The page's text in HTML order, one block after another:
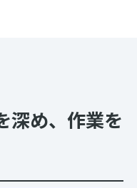
深め、作業を